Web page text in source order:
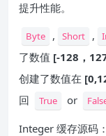
提升性能。
Byte , Short ,
了数值 [-128，
创建了数值在
回
True or
Integer 缓存源码：